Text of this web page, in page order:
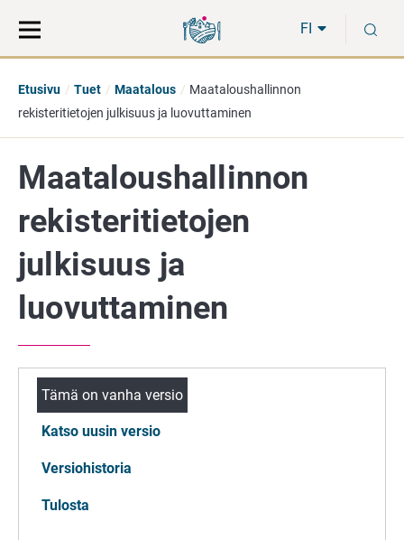
suoraan
sisältöön
koko
sivuston
FI
Etusivu Tuet Maatalous
Maataloushallinnon
rekisteritietojen julkisuus ja luovuttaminen
Maataloushallinnon
rekisteritietojen
julkisuus ja
luovuttaminen
Tämä on vanha versio
Katso uusin versio
Versiohistoria
Tulosta